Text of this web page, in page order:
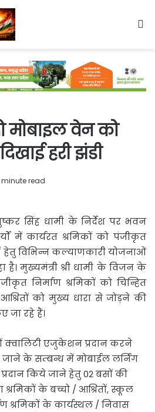
मोबाइल वेन को
हरी झंडी
minute read
सिंह धामी के निर्देश पर भवन
में कार्यरत श्रमिकों को पंजीकृत
हेतु विभिन्न कल्याणकारी योजनाओं
है। मुख्यमंत्री श्री धामी के विजन के
निर्माण श्रमिकों को चिन्हित
को मुख्य धारा से जोड़ने की
जा रहे हैं।
क्वालिटी एजुकेशन प्रदान करने
के सम्बन्ध में मोबाईल लर्निंग
किये जाने हेतु 02 बसों की
श्रमिकों के बच्चो / आश्रितों, स्कूल
श्रमिकों के कार्यस्थल / निवास